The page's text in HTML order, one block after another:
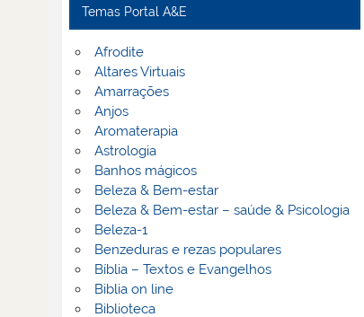
Temas Portal A&E
Afrodite
Altares Virtuais
Amarrações
Anjos
Aromaterapia
Astrologia
Banhos mágicos
Beleza & Bem-estar
Beleza & Bem-estar – saúde & Psicologia
Beleza-1
Benzeduras e rezas populares
Bíblia – Textos e Evangelhos
Biblia on line
Biblioteca